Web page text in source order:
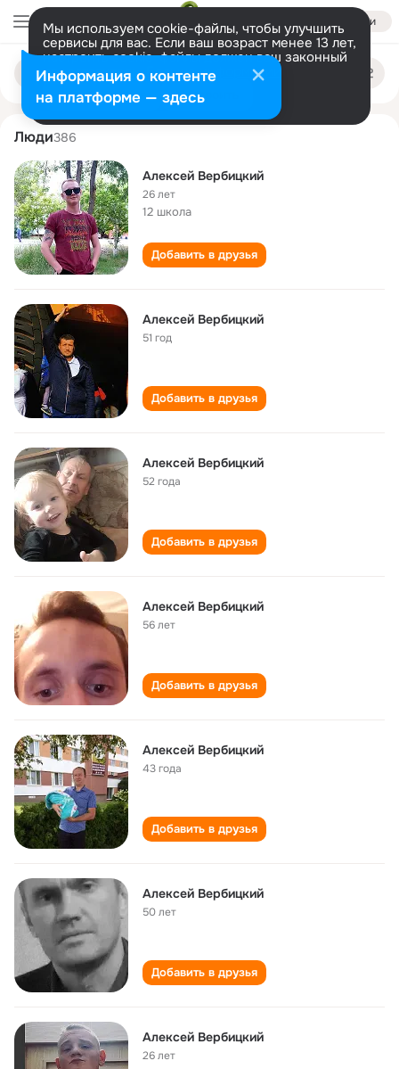
Войти
Мы используем cookie-файлы, чтобы улучшить
сервисы для вас. Если ваш возраст менее 13 лет,
настроить cookie-файлы должен ваш законный
представитель. Больше информации
Разрешить все Настроить
Поиск
людям
aleksey verbitskiy
Люди386
Алексей Вербицкий
26 лет
12 школа
Добавить в друзья
Алексей Вербицкий
51 год
Добавить в друзья
Алексей Вербицкий
52 года
Добавить в друзья
Алексей Вербицкий
56 лет
Добавить в друзья
Алексей Вербицкий
43 года
Добавить в друзья
Алексей Вербицкий
50 лет
Добавить в друзья
Алексей Вербицкий
26 лет
Информация о контенте
на платформе — здесь